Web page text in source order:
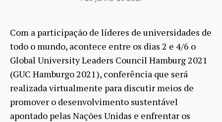
Com a participação de líderes de universidades de
todo o mundo, acontece entre os dias 2 e 4/6 o
Global University Leaders Council Hamburg 2021
(GUC Hamburgo 2021), conferência que será
realizada virtualmente para discutir meios de
promover o desenvolvimento sustentável
apontado pelas Nações Unidas e enfrentar os